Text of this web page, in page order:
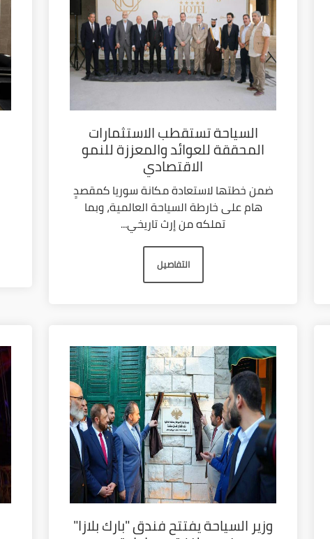
السياحة تستقطب الاستثمارات
المحققة للعوائد والمعززة للنمو
الاقتصادي
ضمن خطتها لاستعادة مكانة سوريا كمقصدٍ
هام على خارطة السياحة العالمية، وبما
تملكه من إرث تاريخي...
التفاصيل
وزير السياحة يفتتح فندق "بارك بلازا"